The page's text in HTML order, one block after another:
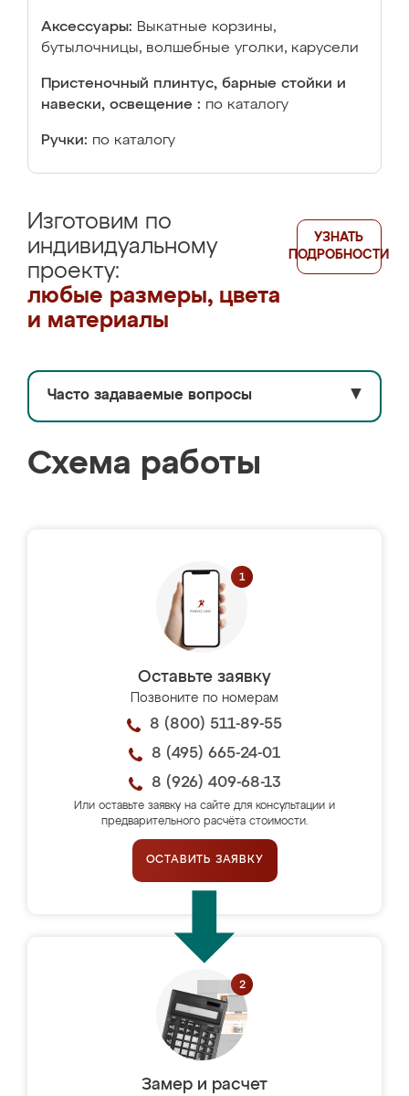
Аксессуары: Выкатные корзины,
бутылочницы, волшебные уголки, карусели
Пристеночный плинтус, барные стойки и
навески, освещение : по каталогу
Ручки: по каталогу
Изготовим по
индивидуальному
проекту:
любые размеры, цвета
и материалы
УЗНАТЬ
ПОДРОБНОСТИ
Часто задаваемые вопросы ▼
Схема работы
Оставьте заявку
Позвоните по номерам
8 (800) 511-89-55
8 (495) 665-24-01
8 (926) 409-68-13
Или оставьте заявку на сайте для консультации и
предварительного расчёта стоимости.
ОСТАВИТЬ ЗАЯВКУ
Замер и расчет